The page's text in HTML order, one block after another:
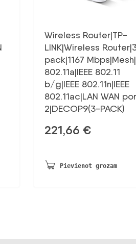
Wireless Router|TP-
LINK|Wireless
pack|1167
802.11a|IEEE 802.11
b/g|IEEE 802.11n|IEEE
802.11ac|LAN WAN
2|DECOP9(3-PACK)
221,66 €
Pievienot grozam